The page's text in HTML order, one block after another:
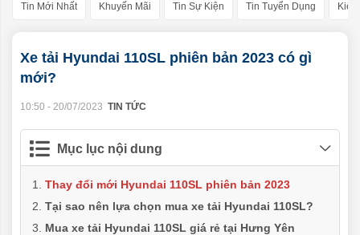
Tin Mới Nhất Khuyến Mãi Tin Sự Kiện Tin Tuyển Dụng
Xe tải Hyundai 110SL phiên bản 2023 có gì
mới?
10:50 - 20/07/2023 TIN TỨC
Mục lục nội dung
Thay đổi mới Hyundai 110SL phiên bản 2023
Tại sao nên lựa chọn mua xe tải Hyundai 110SL?
Mua xe tải Hyundai 110SL giá rẻ tại Hưng Yên